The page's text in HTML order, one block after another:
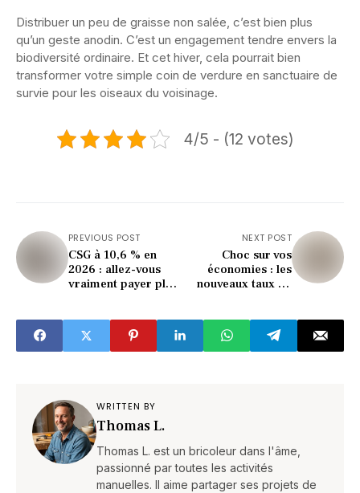
Distribuer un peu de graisse non salée, c’est bien plus
qu’un geste anodin. C’est un engagement tendre envers la
biodiversité ordinaire. Et cet hiver, cela pourrait bien
transformer votre simple coin de verdure en sanctuaire de
survie pour les oiseaux du voisinage.
4/5 - (12 votes)
PREVIOUS POST
CSG à 10,6 % en
2026 : allez-vous
vraiment payer plus
NEXT POST
Choc sur vos
économies : les
nouveaux taux du
WRITTEN BY
Thomas L.
Thomas L. est un bricoleur dans l'âme,
passionné par toutes les activités
manuelles. Il aime partager ses projets de